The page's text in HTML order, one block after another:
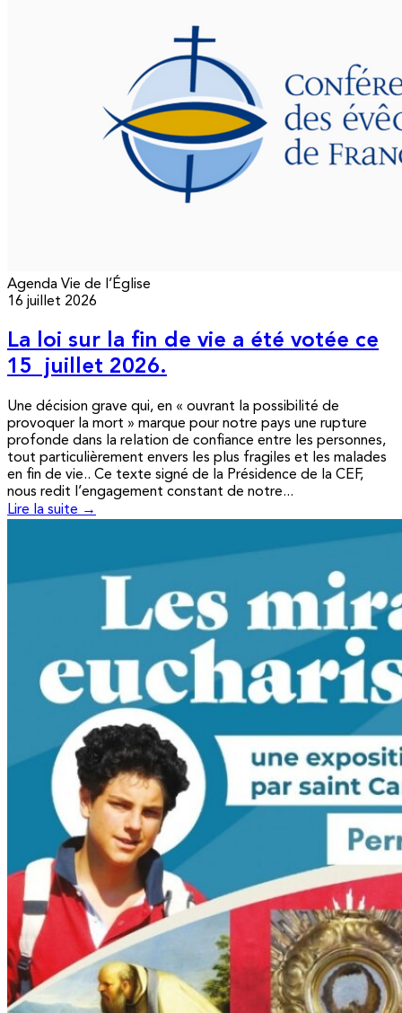
Agenda Vie de l’Église
16 juillet 2026
La loi sur la fin de vie a été votée ce
15 juillet 2026.
Une décision grave qui, en « ouvrant la possibilité de
provoquer la mort » marque pour notre pays une rupture
profonde dans la relation de confiance entre les personnes,
tout particulièrement envers les plus fragiles et les malades
en fin de vie.. Ce texte signé de la Présidence de la CEF,
nous redit l’engagement constant de notre...
Lire la suite →